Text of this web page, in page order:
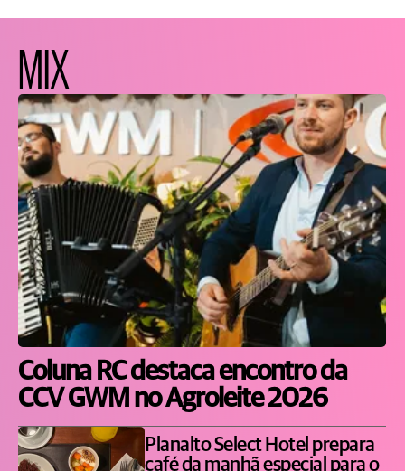
MIX
Coluna RC destaca encontro da
CCV GWM no Agroleite 2026
Planalto Select Hotel prepara
café da manhã especial para o